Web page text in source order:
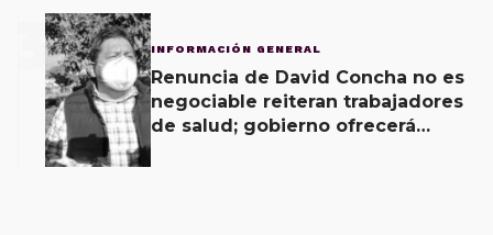
3 INFORMACIÓN GENERAL
Renuncia de David Concha no es
negociable reiteran trabajadores
de salud; gobierno ofrecerá